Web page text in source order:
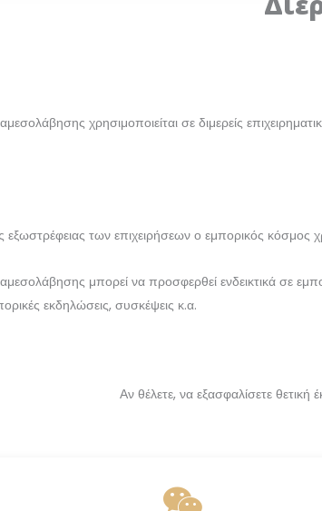
χρησιμοποιείται σε διμερείς
εξωστρέφειας των επιχειρήσεων ο εμπορικός κόσμος
μπορεί να προσφερθεί ενδεικτικά σε
εκδηλώσεις, συσκέψεις κ.α.
Αν θέλετε, να εξασφαλίσετε θετική